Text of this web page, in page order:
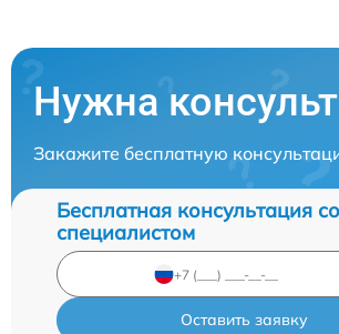
Нужна
Закажите бесплатную
Бесплатная консультация со
специалистом
Оставить заявку